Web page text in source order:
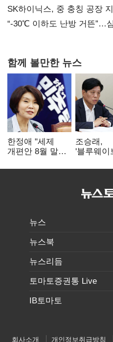
불만 확산
SK하이닉스, 중 충칭 공장
없어”
“-30℃ 이하도 난방 거뜬”…
함께 볼만한 뉴스
한정애 "세제
개편안 8월 말
공급도 논의"
조승래,
'블루웨이
사과 "무
뉴스
뉴스북
뉴스리듬
토마토증권통 Live
IB토마토
회사소개 개인정보취급방침